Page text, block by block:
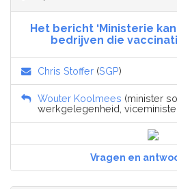
Het bericht ‘Ministerie
bedrijven die
Chris Stoffer (SGP)
Wouter Koolmees (minister
werkgelegenheid,
Vragen en